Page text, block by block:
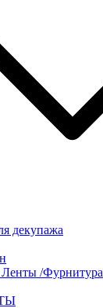
декупажа
/Фурнитура